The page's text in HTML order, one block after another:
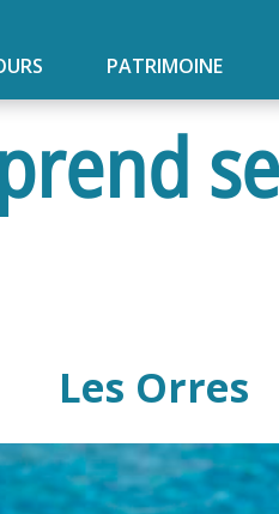
PATRIMOINE
Les Orres